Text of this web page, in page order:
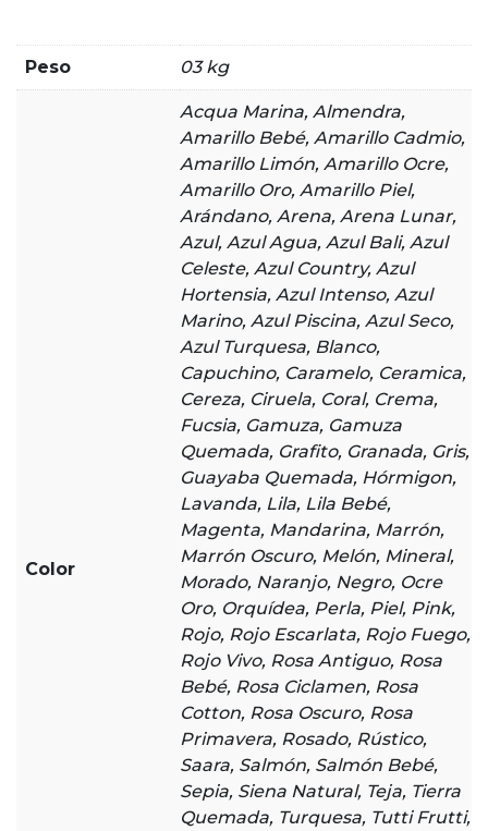
Peso 03 kg
Color
Acqua Marina, Almendra,
Amarillo Bebé, Amarillo Cadmio,
Amarillo Limón, Amarillo Ocre,
Amarillo Oro, Amarillo Piel,
Arándano, Arena, Arena Lunar,
Azul, Azul Agua, Azul Bali, Azul
Celeste, Azul Country, Azul
Hortensia, Azul Intenso, Azul
Marino, Azul Piscina, Azul Seco,
Azul Turquesa, Blanco,
Capuchino, Caramelo, Ceramica,
Cereza, Ciruela, Coral, Crema,
Fucsia, Gamuza, Gamuza
Quemada, Grafito, Granada, Gris,
Guayaba Quemada, Hórmigon,
Lavanda, Lila, Lila Bebé,
Magenta, Mandarina, Marrón,
Marrón Oscuro, Melón, Mineral,
Morado, Naranjo, Negro, Ocre
Oro, Orquídea, Perla, Piel, Pink,
Rojo, Rojo Escarlata, Rojo Fuego,
Rojo Vivo, Rosa Antiguo, Rosa
Bebé, Rosa Ciclamen, Rosa
Cotton, Rosa Oscuro, Rosa
Primavera, Rosado, Rústico,
Saara, Salmón, Salmón Bebé,
Sepia, Siena Natural, Teja, Tierra
Quemada, Turquesa, Tutti Frutti,